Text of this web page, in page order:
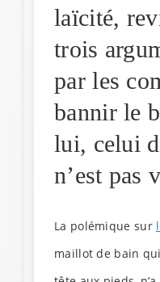
laïcité,
trois
par les
bannir le
lui, celui
n’est pas
La polémique sur
maillot de bain